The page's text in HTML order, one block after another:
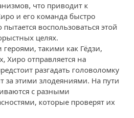
что приводит к
и его команда быстро
воспользоваться этой
целях.
такими как Гёдзи,
Хиро отправляется на
разгадать головоломку
за этими злодеяниями. На пути
с разными
которые проверят их